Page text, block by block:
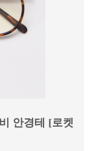
안경테 [로켓